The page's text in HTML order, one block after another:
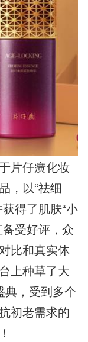
片仔癀化妆
，以“祛细
得了肌肤“小
受好评，众
比和真实体
上种草了大
典，受到多个
初老需求的